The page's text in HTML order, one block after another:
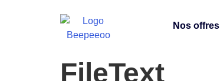
Nos offres
FileText